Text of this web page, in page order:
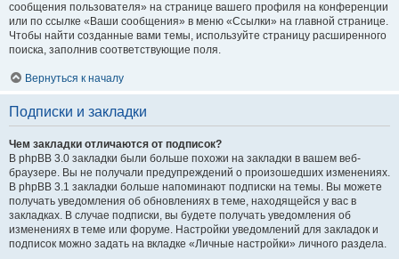
сообщения пользователя» на странице вашего профиля на конференции
или по ссылке «Ваши сообщения» в меню «Ссылки» на главной странице.
Чтобы найти созданные вами темы, используйте страницу расширенного
поиска, заполнив соответствующие поля.
Вернуться к началу
Подписки и закладки
Чем закладки отличаются от подписок?
В phpBB 3.0 закладки были больше похожи на закладки в вашем веб-
браузере. Вы не получали предупреждений о произошедших изменениях.
В phpBB 3.1 закладки больше напоминают подписки на темы. Вы можете
получать уведомления об обновлениях в теме, находящейся у вас в
закладках. В случае подписки, вы будете получать уведомления об
изменениях в теме или форуме. Настройки уведомлений для закладок и
подписок можно задать на вкладке «Личные настройки» личного раздела.